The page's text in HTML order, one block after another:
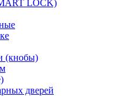
LOCK)
(кнобы)
дверей